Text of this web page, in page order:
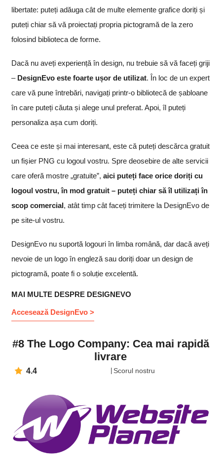
libertate: puteți adăuga cât de multe elemente grafice doriți și
puteți chiar să vă proiectați propria pictogramă de la zero
folosind biblioteca de forme.
Dacă nu aveți experiență în design, nu trebuie să vă faceți griji
– DesignEvo este foarte ușor de utilizat. În loc de un expert
care vă pune întrebări, navigați printr-o bibliotecă de șabloane
în care puteți căuta și alege unul preferat. Apoi, îl puteți
personaliza așa cum doriți.
Ceea ce este și mai interesant, este că puteți descărca gratuit
un fișier PNG cu logoul vostru. Spre deosebire de alte servicii
care oferă mostre „gratuite”, aici puteți face orice doriți cu
logoul vostru, în mod gratuit – puteți chiar să îl utilizați în
scop comercial, atât timp cât faceți trimitere la DesignEvo de
pe site-ul vostru.
DesignEvo nu suportă logouri în limba română, dar dacă aveți
nevoie de un logo în engleză sau doriți doar un design de
pictogramă, poate fi o soluție excelentă.
MAI MULTE DESPRE DESIGNEVO
Accesează DesignEvo >
#8 The Logo Company: Cea mai rapidă
livrare
4.4 Scorul nostru